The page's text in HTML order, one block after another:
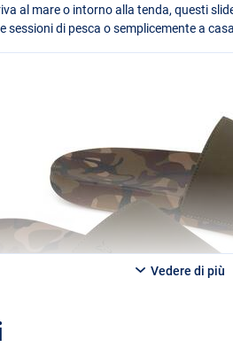
al mare o intorno alla tenda, questi
sessioni di pesca o semplicemente a
Vedere di più